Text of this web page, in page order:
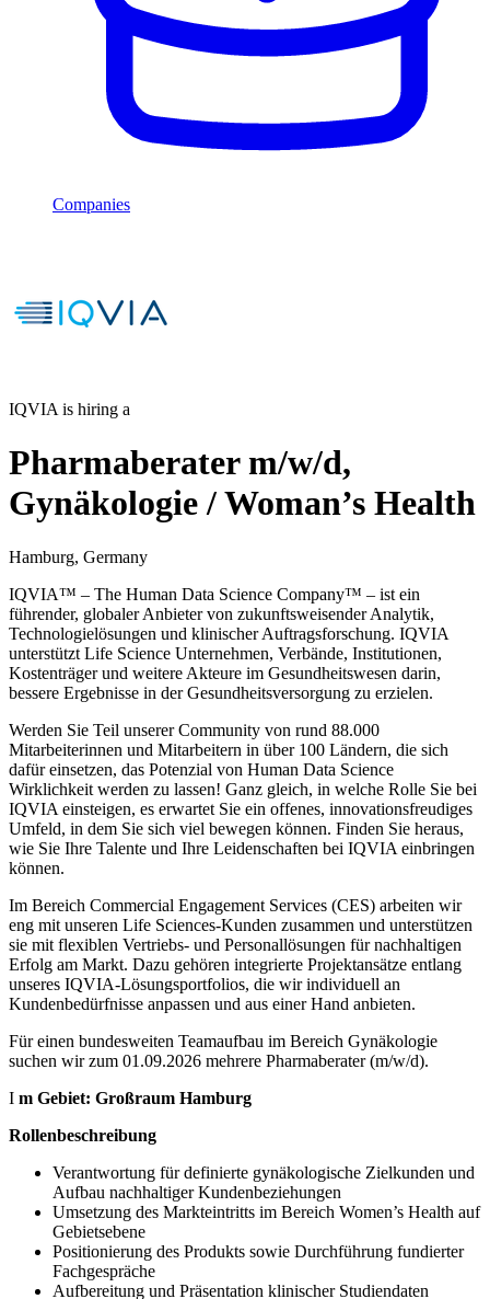
Companies
IQVIA is hiring a
Pharmaberater m/w/d,
Gynäkologie / Woman’s Health
Hamburg, Germany
IQVIA™ – The Human Data Science Company™ – ist ein
führender, globaler Anbieter von zukunftsweisender Analytik,
Technologielösungen und klinischer Auftragsforschung. IQVIA
unterstützt Life Science Unternehmen, Verbände, Institutionen,
Kostenträger und weitere Akteure im Gesundheitswesen darin,
bessere Ergebnisse in der Gesundheitsversorgung zu erzielen.
Werden Sie Teil unserer Community von rund 88.000
Mitarbeiterinnen und Mitarbeitern in über 100 Ländern, die sich
dafür einsetzen, das Potenzial von Human Data Science
Wirklichkeit werden zu lassen! Ganz gleich, in welche Rolle Sie bei
IQVIA einsteigen, es erwartet Sie ein offenes, innovationsfreudiges
Umfeld, in dem Sie sich viel bewegen können. Finden Sie heraus,
wie Sie Ihre Talente und Ihre Leidenschaften bei IQVIA einbringen
können.
Im Bereich Commercial Engagement Services (CES) arbeiten wir
eng mit unseren Life Sciences-Kunden zusammen und unterstützen
sie mit flexiblen Vertriebs- und Personallösungen für nachhaltigen
Erfolg am Markt. Dazu gehören integrierte Projektansätze entlang
unseres IQVIA-Lösungsportfolios, die wir individuell an
Kundenbedürfnisse anpassen und aus einer Hand anbieten.
Für einen bundesweiten Teamaufbau im Bereich Gynäkologie
suchen wir zum 01.09.2026 mehrere Pharmaberater (m/w/d).
I m Gebiet: Großraum Hamburg
Rollenbeschreibung
Verantwortung für definierte gynäkologische Zielkunden und
Aufbau nachhaltiger Kundenbeziehungen
Umsetzung des Markteintritts im Bereich Women’s Health auf
Gebietsebene
Positionierung des Produkts sowie Durchführung fundierter
Fachgespräche
Aufbereitung und Präsentation klinischer Studiendaten